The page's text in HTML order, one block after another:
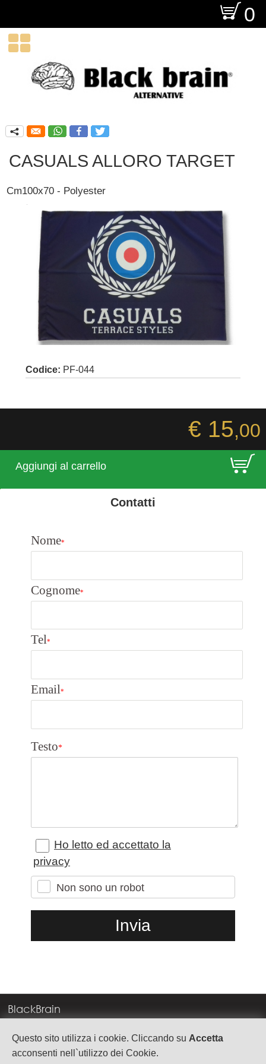
Questo sito utilizza i cookie. Cliccando su Accetta
acconsenti nell`utilizzo dei Cookie.
O 0

q
CASUALS ALLORO TARGET
Cm100x70 - Polyester
Codice: PF-044
€ 15,00
Aggiungi al carrello E
Contatti
Nome*
Cognome*
Tel*
Email*
Testo*
Ho letto ed accettato la
privacy
Non sono un robot
BlackBrain
Corso Milano, 83
37138 Verona